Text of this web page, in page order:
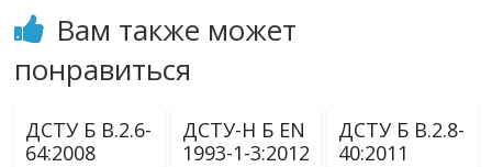
Вам также может
понравиться
ДСТУ Б В.2.6-
64:2008
ДСТУ-Н Б EN
1993-1-3:2012
ДСТУ Б В.2.8-
40:2011